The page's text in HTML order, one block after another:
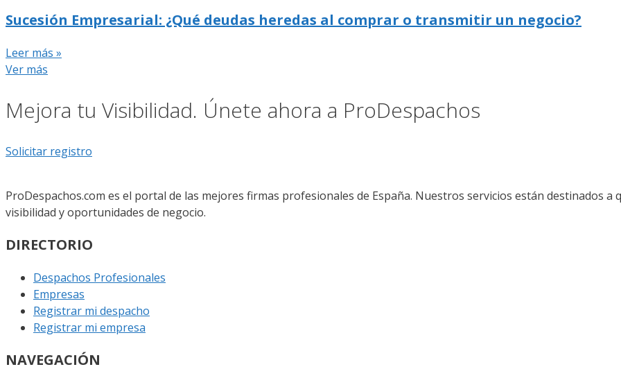
Sucesión Empresarial: ¿Qué deudas heredas al comprar o transmitir un negocio?
Leer más »
Ver más
Mejora tu Visibilidad. Únete ahora a ProDespachos
Solicitar registro
ProDespachos.com es el portal de las mejores firmas profesionales de España. Nuestros servicios están destinados
visibilidad y oportunidades de negocio.
DIRECTORIO
Despachos Profesionales
Empresas
Registrar mi despacho
Registrar mi empresa
NAVEGACIÓN